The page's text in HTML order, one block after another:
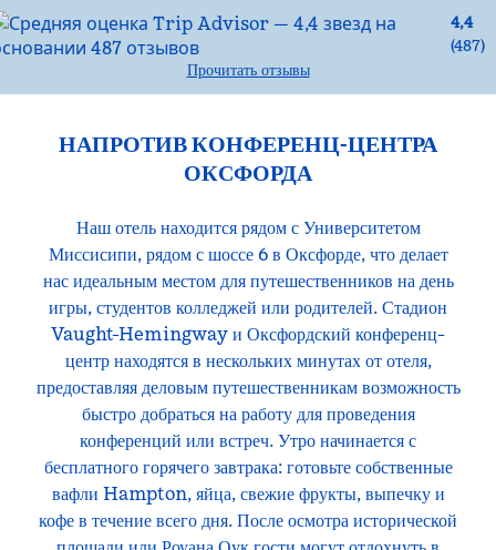
4,4
(487)
Прочитать отзывы
НАПРОТИВ КОНФЕРЕНЦ-ЦЕНТРА
ОКСФОРДА
Наш отель находится рядом с Университетом
Миссисипи, рядом с шоссе 6 в Оксфорде, что делает
нас идеальным местом для путешественников на день
игры, студентов колледжей или родителей. Стадион
Vaught-Hemingway и Оксфордский конференц-
центр находятся в нескольких минутах от отеля,
предоставляя деловым путешественникам возможность
быстро добраться на работу для проведения
конференций или встреч. Утро начинается с
бесплатного горячего завтрака: готовьте собственные
вафли Hampton, яйца, свежие фрукты, выпечку и
кофе в течение всего дня. После осмотра исторической